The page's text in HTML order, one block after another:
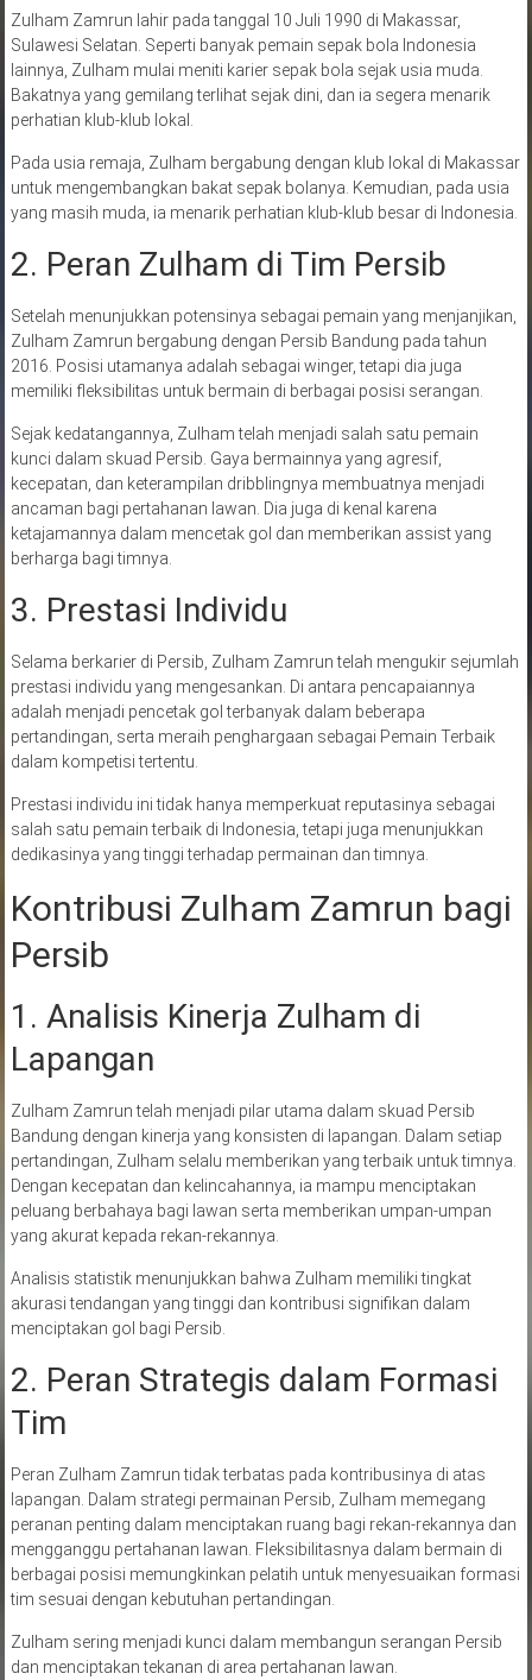
Zulham Zamrun lahir pada tanggal 10 Juli 1990 di Makassar,
Sulawesi Selatan. Seperti banyak pemain sepak bola Indonesia
lainnya, Zulham mulai meniti karier sepak bola sejak usia muda.
Bakatnya yang gemilang terlihat sejak dini, dan ia segera menarik
perhatian klub-klub lokal.
Pada usia remaja, Zulham bergabung dengan klub lokal di Makassar
untuk mengembangkan bakat sepak bolanya. Kemudian, pada usia
yang masih muda, ia menarik perhatian klub-klub besar di Indonesia.
2. Peran Zulham di Tim Persib
Setelah menunjukkan potensinya sebagai pemain yang menjanjikan,
Zulham Zamrun bergabung dengan Persib Bandung pada tahun
2016. Posisi utamanya adalah sebagai winger, tetapi dia juga
memiliki fleksibilitas untuk bermain di berbagai posisi serangan.
Sejak kedatangannya, Zulham telah menjadi salah satu pemain
kunci dalam skuad Persib. Gaya bermainnya yang agresif,
kecepatan, dan keterampilan dribblingnya membuatnya menjadi
ancaman bagi pertahanan lawan. Dia juga di kenal karena
ketajamannya dalam mencetak gol dan memberikan assist yang
berharga bagi timnya.
3. Prestasi Individu
Selama berkarier di Persib, Zulham Zamrun telah mengukir sejumlah
prestasi individu yang mengesankan. Di antara pencapaiannya
adalah menjadi pencetak gol terbanyak dalam beberapa
pertandingan, serta meraih penghargaan sebagai Pemain Terbaik
dalam kompetisi tertentu.
Prestasi individu ini tidak hanya memperkuat reputasinya sebagai
salah satu pemain terbaik di Indonesia, tetapi juga menunjukkan
dedikasinya yang tinggi terhadap permainan dan timnya.
Kontribusi Zulham Zamrun bagi
Persib
1. Analisis Kinerja Zulham di
Lapangan
Zulham Zamrun telah menjadi pilar utama dalam skuad Persib
Bandung dengan kinerja yang konsisten di lapangan. Dalam setiap
pertandingan, Zulham selalu memberikan yang terbaik untuk timnya.
Dengan kecepatan dan kelincahannya, ia mampu menciptakan
peluang berbahaya bagi lawan serta memberikan umpan-umpan
yang akurat kepada rekan-rekannya.
Analisis statistik menunjukkan bahwa Zulham memiliki tingkat
akurasi tendangan yang tinggi dan kontribusi signifikan dalam
menciptakan gol bagi Persib.
2. Peran Strategis dalam Formasi
Tim
Peran Zulham Zamrun tidak terbatas pada kontribusinya di atas
lapangan. Dalam strategi permainan Persib, Zulham memegang
peranan penting dalam menciptakan ruang bagi rekan-rekannya dan
mengganggu pertahanan lawan. Fleksibilitasnya dalam bermain di
berbagai posisi memungkinkan pelatih untuk menyesuaikan formasi
tim sesuai dengan kebutuhan pertandingan.
Zulham sering menjadi kunci dalam membangun serangan Persib
dan menciptakan tekanan di area pertahanan lawan.